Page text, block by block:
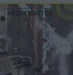
KECSKEMÉTEN